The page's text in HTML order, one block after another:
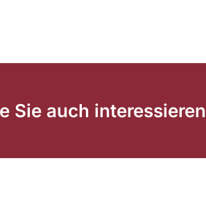
Sie auch interessieren